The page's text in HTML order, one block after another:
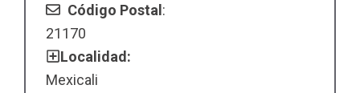
Código Postal:
21170
Localidad:
Mexicali